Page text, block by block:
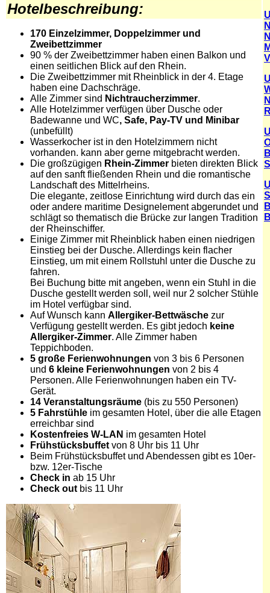
Hotelbeschreibung:
170 Einzelzimmer, Doppelzimmer und
Zweibettzimmer
90 % der Zweibettzimmer haben einen Balkon und
einen seitlichen Blick auf den Rhein.
Die Zweibettzimmer mit Rheinblick in der 4. Etage
haben eine Dachschräge.
Alle Zimmer sind Nichtraucherzimmer.
Alle Hotelzimmer verfügen über Dusche oder
Badewanne und WC, Safe, Pay-TV und Minibar
(unbefüllt)
Wasserkocher ist in den Hotelzimmern nicht
vorhanden. kann aber gerne mitgebracht werden.
Die großzügigen Rhein-Zimmer bieten direkten Blick
auf den sanft fließenden Rhein und die romantische
Landschaft des Mittelrheins.
Die elegante, zeitlose Einrichtung wird durch das ein
oder andere maritime Designelement abgerundet und
schlägt so thematisch die Brücke zur langen Tradition
der Rheinschiffer.
Einige Zimmer mit Rheinblick haben einen niedrigen
Einstieg bei der Dusche. Allerdings kein flacher
Einstieg, um mit einem Rollstuhl unter die Dusche zu
fahren.
Bei Buchung bitte mit angeben, wenn ein Stuhl in die
Dusche gestellt werden soll, weil nur 2 solcher Stühle
im Hotel verfügbar sind.
Auf Wunsch kann Allergiker-Bettwäsche zur
Verfügung gestellt werden. Es gibt jedoch keine
Allergiker-Zimmer. Alle Zimmer haben
Teppichboden.
5 große Ferienwohnungen von 3 bis 6 Personen
und 6 kleine Ferienwohnungen von 2 bis 4
Personen. Alle Ferienwohnungen haben ein TV-
Gerät.
14 Veranstaltungsräume (bis zu 550 Personen)
5 Fahrstühle im gesamten Hotel, über die alle Etagen
erreichbar sind
Kostenfreies W-LAN im gesamten Hotel
Frühstücksbuffet von 8 Uhr bis 11 Uhr
Beim Frühstücksbuffet und Abendessen gibt es 10er-
bzw. 12er-Tische
Check in ab 15 Uhr
Check out bis 11 Uhr